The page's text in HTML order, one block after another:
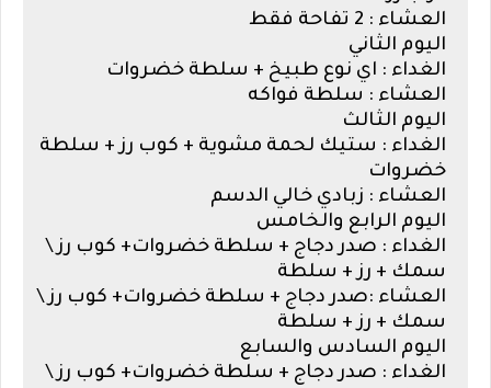
العشاء : 2 تفاحة فقط
اليوم الثاني
الغداء : اي نوع طبيخ + سلطة خضروات
العشاء : سلطة فواكه
اليوم الثالث
الغداء : ستيك لحمة مشوية + كوب رز + سلطة
خضروات
العشاء : زبادي خالي الدسم
اليوم الرابع والخامس
الغداء : صدر دجاج + سلطة خضروات+ كوب رز \
سمك + رز + سلطة
العشاء :صدر دجاج + سلطة خضروات+ كوب رز \
سمك + رز + سلطة
اليوم السادس والسابع
الغداء : صدر دجاج + سلطة خضروات+ كوب رز \